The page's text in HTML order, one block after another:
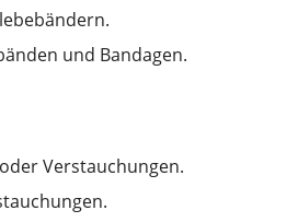
und Bandagen.
Verstauchungen.